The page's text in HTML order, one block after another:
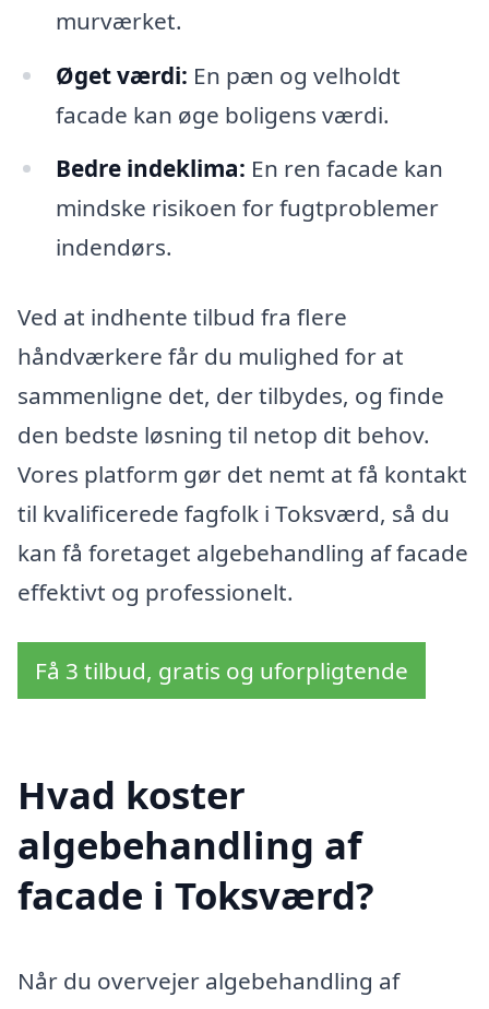
murværket.
Øget værdi: En pæn og velholdt
facade kan øge boligens værdi.
Bedre indeklima: En ren facade kan
mindske risikoen for fugtproblemer
indendørs.
Ved at indhente tilbud fra flere
håndværkere får du mulighed for at
sammenligne det, der tilbydes, og finde
den bedste løsning til netop dit behov.
Vores platform gør det nemt at få kontakt
til kvalificerede fagfolk i Toksværd, så du
kan få foretaget algebehandling af facade
effektivt og professionelt.
Få 3 tilbud, gratis og uforpligtende
Hvad koster
algebehandling af
facade i Toksværd?
Når du overvejer algebehandling af